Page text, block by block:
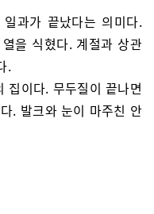
과가 끝났다는 의미다.
을 식혔다. 계절과 상관
.
집이다. 무두질이 끝나면
. 발크와 눈이 마주친 안